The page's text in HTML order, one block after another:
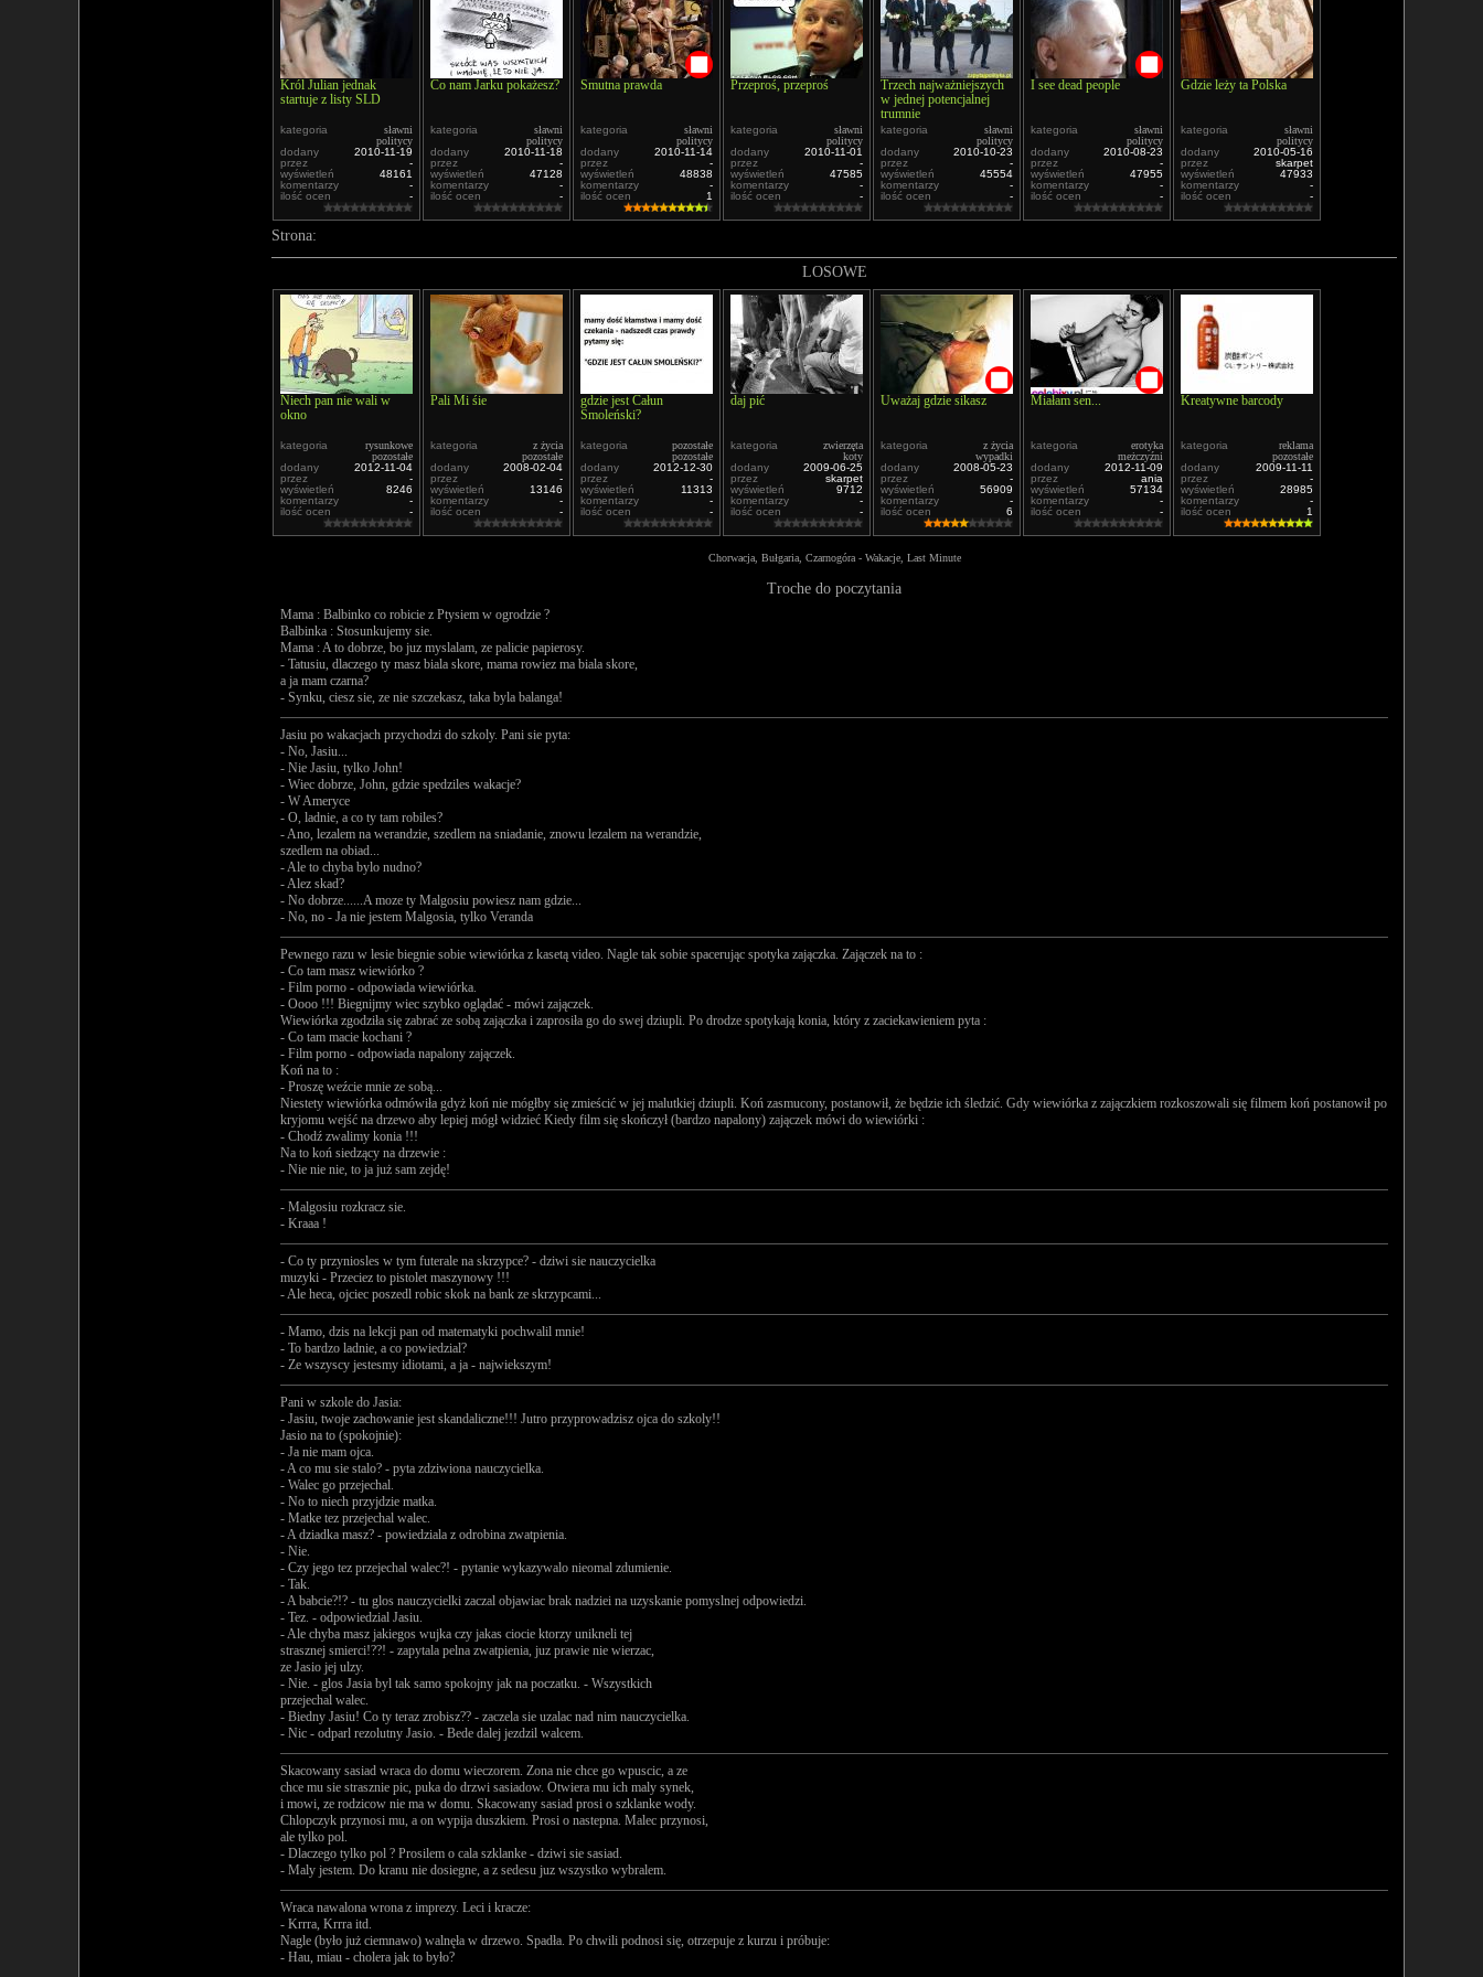
Król Julian jednak
startuje z listy SLD
kategoria
sławni
politycy
dodany
2010-11-19
przez
-
wyświetleń
48161
komentarzy
-
ilość ocen
-
Co nam Jarku pokażesz?
kategoria
sławni
politycy
dodany
2010-11-18
przez
-
wyświetleń
47128
komentarzy
-
ilość ocen
-
Smutna prawda
kategoria
sławni
politycy
dodany
2010-11-14
przez
-
wyświetleń
48838
komentarzy
-
ilość ocen
1
Przeproś, przeproś
kategoria
sławni
politycy
dodany
2010-11-01
przez
-
wyświetleń
47585
komentarzy
-
ilość ocen
-
Trzech najważniejszych
w jednej potencjalnej
trumnie
kategoria
sławni
politycy
dodany
2010-10-23
przez
-
wyświetleń
45554
komentarzy
-
ilość ocen
-
I see dead people
kategoria
sławni
politycy
dodany
2010-08-23
przez
-
wyświetleń
47955
komentarzy
-
ilość ocen
-
Gdzie leży ta Polska
kategoria
sławni
politycy
dodany
2010-05-16
przez
skarpet
wyświetleń
47933
komentarzy
-
ilość ocen
-
Strona:
LOSOWE
Niech pan nie wali w
okno
kategoria
rysunkowe
pozostałe
dodany
2012-11-04
przez
-
wyświetleń
8246
komentarzy
-
ilość ocen
-
Pali Mi śie
kategoria
z życia
pozostałe
dodany
2008-02-04
przez
-
wyświetleń
13146
komentarzy
-
ilość ocen
-
gdzie jest Całun
Smoleński?
kategoria
pozostałe
pozostałe
dodany
2012-12-30
przez
-
wyświetleń
11313
komentarzy
-
ilość ocen
-
daj pić
kategoria
zwierzęta
koty
dodany
2009-06-25
przez
skarpet
wyświetleń
9712
komentarzy
-
ilość ocen
-
Uważaj gdzie sikasz
kategoria
z życia
wypadki
dodany
2008-05-23
przez
-
wyświetleń
56909
komentarzy
-
ilość ocen
6
Miałam sen...
kategoria
erotyka
meżczyźni
dodany
2012-11-09
przez
ania
wyświetleń
57134
komentarzy
-
ilość ocen
-
Kreatywne barcody
kategoria
reklama
pozostałe
dodany
2009-11-11
przez
-
wyświetleń
28985
komentarzy
-
ilość ocen
1
Chorwacja, Bułgaria, Czarnogóra - Wakacje, Last Minute
Troche do poczytania
Mama : Balbinko co robicie z Ptysiem w ogrodzie ?
Balbinka : Stosunkujemy sie.
Mama : A to dobrze, bo juz myslalam, ze palicie papierosy.
- Tatusiu, dlaczego ty masz biala skore, mama rowiez ma biala skore,
a ja mam czarna?
- Synku, ciesz sie, ze nie szczekasz, taka byla balanga!
Jasiu po wakacjach przychodzi do szkoly. Pani sie pyta:
- No, Jasiu...
- Nie Jasiu, tylko John!
- Wiec dobrze, John, gdzie spedziles wakacje?
- W Ameryce
- O, ladnie, a co ty tam robiles?
- Ano, lezalem na werandzie, szedlem na sniadanie, znowu lezalem na werandzie,
szedlem na obiad...
- Ale to chyba bylo nudno?
- Alez skad?
- No dobrze......A moze ty Malgosiu powiesz nam gdzie...
- No, no - Ja nie jestem Malgosia, tylko Veranda
Pewnego razu w lesie biegnie sobie wiewiórka z kasetą video. Nagle tak sobie spacerując spotyka zajączka. Zajączek na to :
- Co tam masz wiewiórko ?
- Film porno - odpowiada wiewiórka.
- Oooo !!! Biegnijmy wiec szybko oglądać - mówi zajączek.
Wiewiórka zgodziła się zabrać ze sobą zajączka i zaprosiła go do swej dziupli. Po drodze spotykają konia, który z zaciekawieniem pyta :
- Co tam macie kochani ?
- Film porno - odpowiada napalony zajączek.
Koń na to :
- Proszę weźcie mnie ze sobą...
Niestety wiewiórka odmówiła gdyż koń nie mógłby się zmieścić w jej malutkiej dziupli. Koń zasmucony, postanowił, że będzie ich śledzić. Gdy wiewiórka z zajączkiem rozkoszowali się filmem koń postanowił po
kryjomu wejść na drzewo aby lepiej mógł widzieć Kiedy film się skończył (bardzo napalony) zajączek mówi do wiewiórki :
- Chodź zwalimy konia !!!
Na to koń siedzący na drzewie :
- Nie nie nie, to ja już sam zejdę!
- Malgosiu rozkracz sie.
- Kraaa !
- Co ty przyniosles w tym futerale na skrzypce? - dziwi sie nauczycielka
muzyki - Przeciez to pistolet maszynowy !!!
- Ale heca, ojciec poszedl robic skok na bank ze skrzypcami...
- Mamo, dzis na lekcji pan od matematyki pochwalil mnie!
- To bardzo ladnie, a co powiedzial?
- Ze wszyscy jestesmy idiotami, a ja - najwiekszym!
Pani w szkole do Jasia:
- Jasiu, twoje zachowanie jest skandaliczne!!! Jutro przyprowadzisz ojca do szkoly!!
Jasio na to (spokojnie):
- Ja nie mam ojca.
- A co mu sie stalo? - pyta zdziwiona nauczycielka.
- Walec go przejechal.
- No to niech przyjdzie matka.
- Matke tez przejechal walec.
- A dziadka masz? - powiedziala z odrobina zwatpienia.
- Nie.
- Czy jego tez przejechal walec?! - pytanie wykazywalo nieomal zdumienie.
- Tak.
- A babcie?!? - tu glos nauczycielki zaczal objawiac brak nadziei na uzyskanie pomyslnej odpowiedzi.
- Tez. - odpowiedzial Jasiu.
- Ale chyba masz jakiegos wujka czy jakas ciocie ktorzy unikneli tej
strasznej smierci!??! - zapytala pelna zwatpienia, juz prawie nie wierzac,
ze Jasio jej ulzy.
- Nie. - glos Jasia byl tak samo spokojny jak na poczatku. - Wszystkich
przejechal walec.
- Biedny Jasiu! Co ty teraz zrobisz?? - zaczela sie uzalac nad nim nauczycielka.
- Nic - odparl rezolutny Jasio. - Bede dalej jezdzil walcem.
Skacowany sasiad wraca do domu wieczorem. Zona nie chce go wpuscic, a ze
chce mu sie strasznie pic, puka do drzwi sasiadow. Otwiera mu ich maly synek,
i mowi, ze rodzicow nie ma w domu. Skacowany sasiad prosi o szklanke wody.
Chlopczyk przynosi mu, a on wypija duszkiem. Prosi o nastepna. Malec przynosi,
ale tylko pol.
- Dlaczego tylko pol ? Prosilem o cala szklanke - dziwi sie sasiad.
- Maly jestem. Do kranu nie dosiegne, a z sedesu juz wszystko wybralem.
Wraca nawalona wrona z imprezy. Leci i kracze:
- Krrra, Krrra itd.
Nagle (było już ciemnawo) walnęła w drzewo. Spadła. Po chwili podnosi się, otrzepuje z kurzu i próbuje:
- Hau, miau - cholera jak to było?